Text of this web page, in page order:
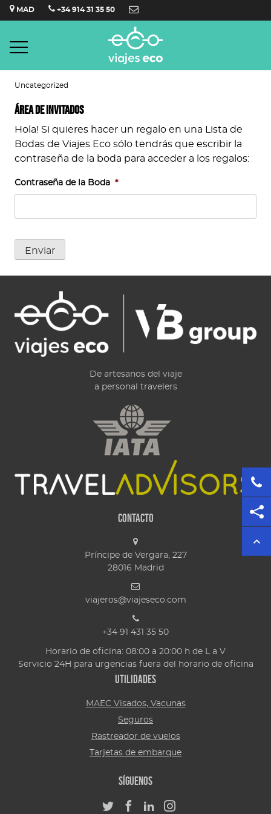
Saltar
al
MAD +34 914 31 35 50
Uncategorized
Área de invitados
Hola! Si quieres hacer un regalo en una Lista de
Bodas de Viajes Eco sólo tendrás que escribir la
contraseña de la boda para acceder a los regalos:
Contraseña de la Boda *
Enviar
De artesanos del viaje
a personal travelers
Contacto
Príncipe de Vergara, 227
28016 Madrid
viajeros@viajeseco.com
+34 91 431 35 50
Horario de oficina: 08:00 a 20:00 h de L a V
Servicio 24H para urgencias fuera del horario de oficina
Utilidades
MAEC Visados, Vacunas
Seguros
Rastreador de vuelos
Tarjetas de embarque
Síguenos